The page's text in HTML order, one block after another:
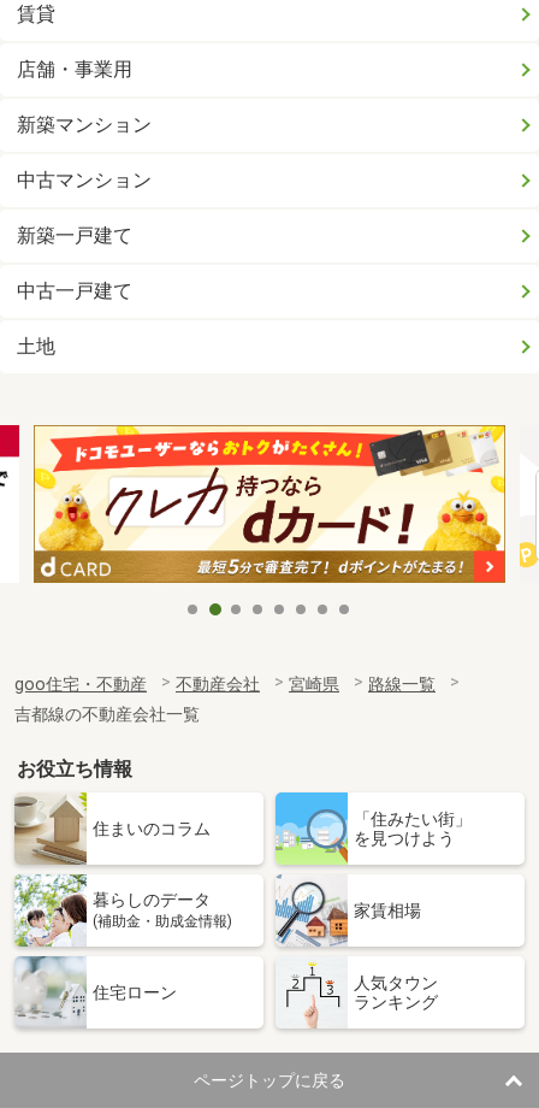
賃貸
店舗・事業用
新築マンション
中古マンション
新築一戸建て
中古一戸建て
土地
goo住宅・不動産 不動産会社 宮崎県
路線一覧
吉都線の不動産会社一覧
お役立ち情報
住まいのコラム
「住みたい街」
を見つけよう
暮らしのデータ
(補助金・助成金情報)
家賃相場
住宅ローン
人気タウン
ランキング
ページトップに戻る